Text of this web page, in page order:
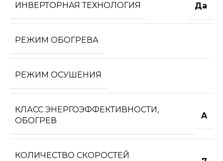
ИНВЕРТОРНАЯ ТЕХНОЛОГИЯ Да
РЕЖИМ ОБОГРЕВА
РЕЖИМ ОСУШЕНИЯ
КЛАСС ЭНЕРГОЭФФЕКТИВНОСТИ,
ОБОГРЕВ
A
КОЛИЧЕСТВО СКОРОСТЕЙ